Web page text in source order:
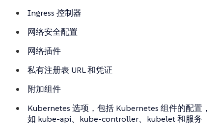
Ingress 控制器
网络安全配置
网络插件
私有注册表 URL 和凭证
附加组件
Kubernetes 选项，包括 Kubernetes 组件的配置，
如 kube-api、kube-controller、kubelet 和服务